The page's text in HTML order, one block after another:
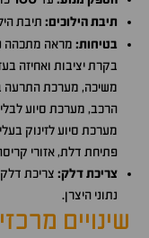
תיבת הילוכים: תיבת
בטיחות: מראה מתכהה
בקרת יציבות ואחיזה
משיכה, מערכת התרעה
הרכב, מערכת סיוע
מערכת סיוע לזינוק
פתיחת דלת, אזורי קריסה
צריכת דלק: צריכת
נתוני היצרן.
שינויים